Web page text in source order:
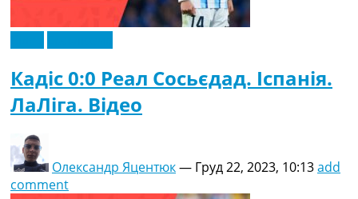
Кадіс 0:0 Реал Сосьєдад. Іспанія.
ЛаЛіга. Відео
Олександр Яцентюк— Груд 22, 2023, 10:13add
comment